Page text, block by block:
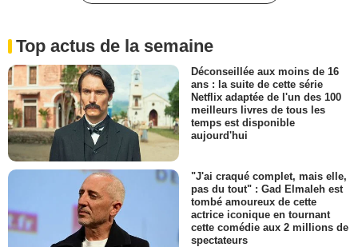
Top actus de la semaine
Déconseillée aux moins de 16
ans : la suite de cette série
Netflix adaptée de l'un des 100
meilleurs livres de tous les
temps est disponible
aujourd'hui
"J'ai craqué complet, mais elle,
pas du tout" : Gad Elmaleh est
tombé amoureux de cette
actrice iconique en tournant
cette comédie aux 2 millions de
spectateurs